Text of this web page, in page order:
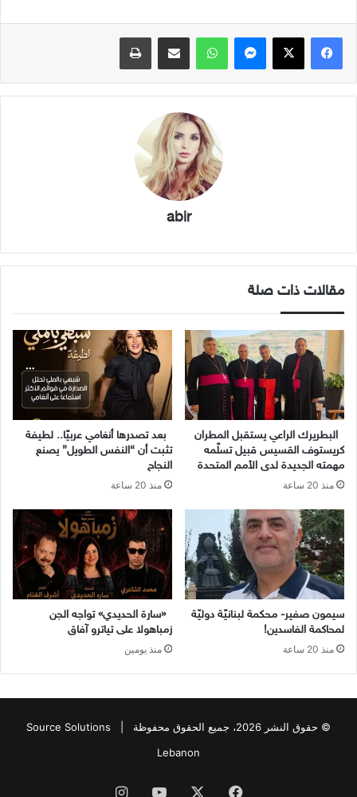
فيسبوك X ماسنجر واتساب مشاركة عبر البريد طباعة
abir
مقالات ذات صلة
البطريرك الراعي يستقبل المطران
كريستوف القسيس قبيل تسلّمه
مهمته الجديدة لدى الأمم المتحدة
منذ 20 ساعة
بعد تصدرها أنغامي عربيًا.. لطيفة
تثبت أن “النفس الطويل” يصنع
النجاح
منذ 20 ساعة
سيمون صفير- محكمة لبنانيّة دوليّة
لمحاكمة الفاسدين!
منذ 20 ساعة
«سارة الحديدي» تواجه الجن
زمباهولا على تياترو آفاق
منذ يومين
© حقوق النشر 2026، جميع الحقوق محفوظة |
Source Solutions
Lebanon
فيسبوك يوتيوبانستقرام